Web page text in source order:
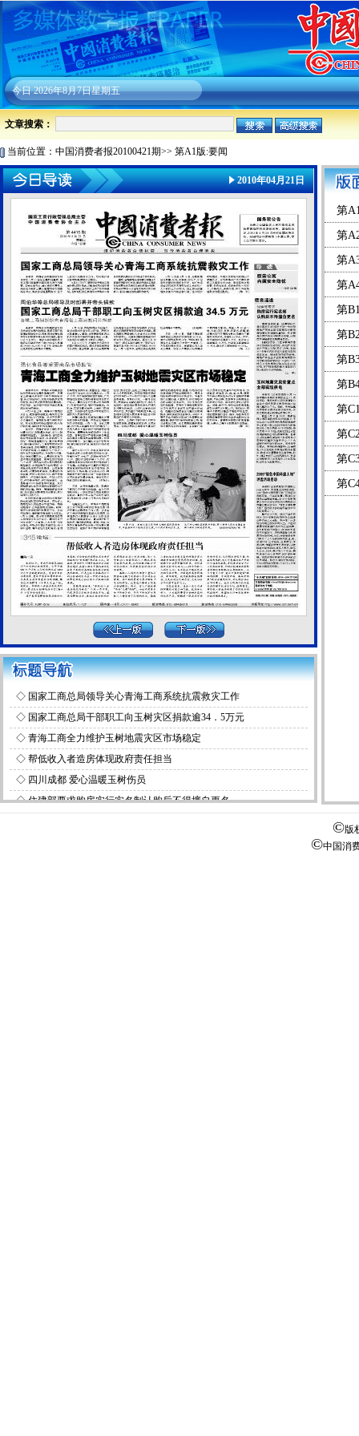
今日2026年8月7日星期五
文章搜索：
当前位置： 中国消费者报20100421期>> 第A1版:要闻
2010年04月21日
◇ 国家工商总局领导关心青海工商系统抗震救灾工作
◇ 国家工商总局干部职工向玉树灾区捐款逾34．5万元
◇ 青海工商全力维护玉树地震灾区市场稳定
◇ 帮低收入者造房体现政府责任担当
◇ 四川成都 爱心温暖玉树伤员
◇住建部要求购房实行实名制认购后不得擅自更名
第
第
第
第
第
第
第
第
第
第
第
第
©版
©中国消